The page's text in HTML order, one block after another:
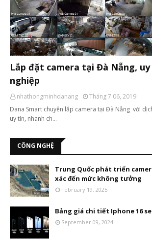
Lắp đặt camera tại Đà Nẵng,
nghiệp
nhathongminhdanang
Tháng 7 06, 2019
Dana Smart chuyên lắp camera tại Đà Nẵng với
uy tín, nhanh ch…
CÔNG NGHỆ
Trung Quốc phát triển
xác đến mức không tưởng
February 19, 2025
Bảng giá chi tiết Iphone 16
September 09, 2024